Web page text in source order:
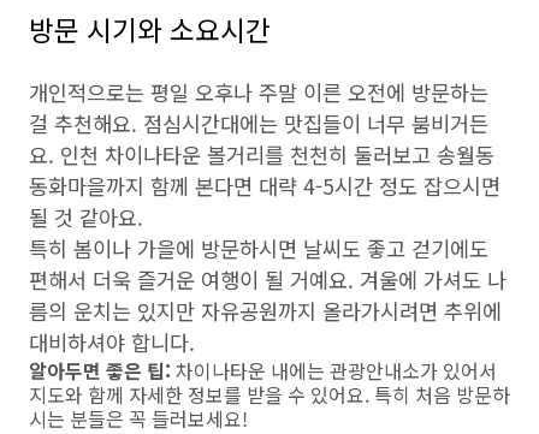
방문 시기와 소요시간
개인적으로는 평일 오후나 주말 이른 오전에 방문하는
걸 추천해요. 점심시간대에는 맛집들이 너무 붐비거든
요. 인천 차이나타운 볼거리를 천천히 둘러보고 송월동
동화마을까지 함께 본다면 대략 4-5시간 정도 잡으시면
될 것 같아요.
특히 봄이나 가을에 방문하시면 날씨도 좋고 걷기에도
편해서 더욱 즐거운 여행이 될 거예요. 겨울에 가셔도 나
름의 운치는 있지만 자유공원까지 올라가시려면 추위에
대비하셔야 합니다.
알아두면 좋은 팁: 차이나타운 내에는 관광안내소가 있어서
지도와 함께 자세한 정보를 받을 수 있어요. 특히 처음 방문하
시는 분들은 꼭 들러보세요!